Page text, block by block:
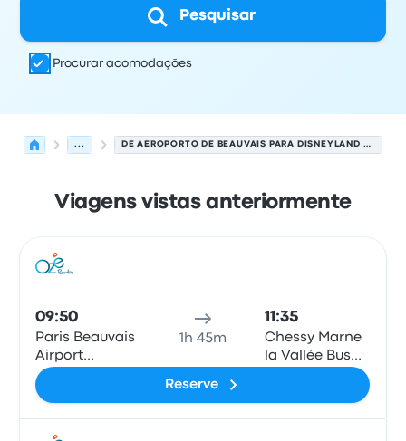
Pesquisar
Procurar acomodações
... DE AEROPORTO DE BEAUVAIS PARA DISNEYLAND PARIS
Viagens vistas anteriormente
09:50
Paris Beauvais
Airport
Terminal 1
1h 45m
11:35
Chessy Marne
la Vallée Bus
Reserve